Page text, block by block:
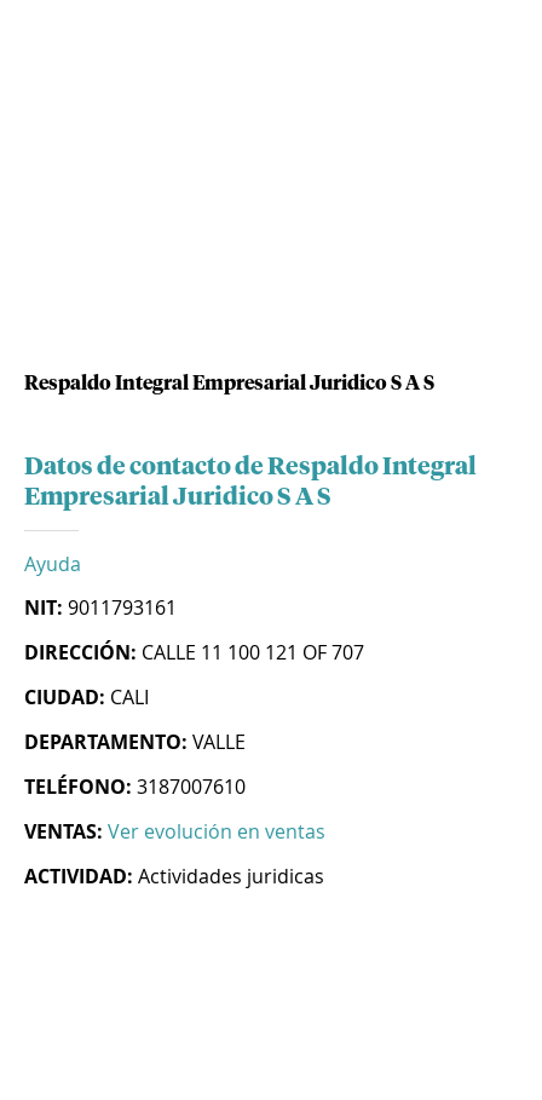
Respaldo Integral Empresarial Juridico S A S
Datos de contacto de Respaldo Integral
Empresarial Juridico S A S
Ayuda
NIT: 9011793161
DIRECCIÓN: CALLE 11 100 121 OF 707
CIUDAD: CALI
DEPARTAMENTO: VALLE
TELÉFONO: 3187007610
VENTAS: Ver evolución en ventas
ACTIVIDAD: Actividades juridicas